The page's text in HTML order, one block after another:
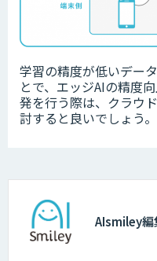
学習の精度が低いデー
とで、エッジAIの精度
発を行う際は、クラウ
討すると良いでしょう。
AIsmiley編